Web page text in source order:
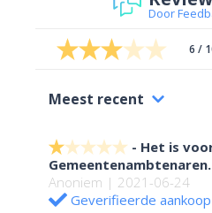
Door
6 /
Meest recent
Het is
Gemeentenambtenaren.
Anoniem | 2021-06-24
Geverifieerde aankoop